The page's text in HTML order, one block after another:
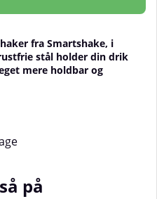
fra Smartshake, i
stål holder din drik
mere holdbar og
på